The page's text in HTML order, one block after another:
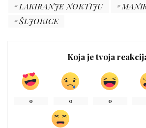
LAKIRANJE NOKTIJU
ŠLJOKICE
Koja je tvoja
0 0 0